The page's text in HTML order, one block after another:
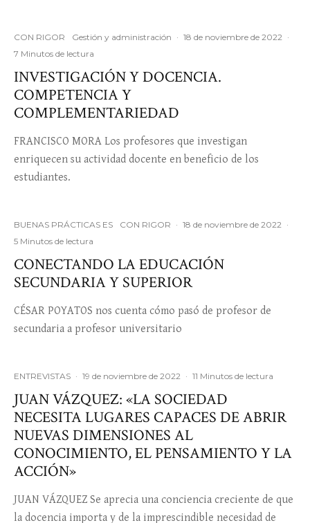
CON RIGOR Gestión y administración · 18 de noviembre de 2022 ·
7 Minutos de lectura
INVESTIGACIÓN Y DOCENCIA.
COMPETENCIA Y
COMPLEMENTARIEDAD
FRANCISCO MORA Los profesores que investigan
enriquecen su actividad docente en beneficio de los
estudiantes.
BUENAS PRÁCTICAS ES CON RIGOR · 18 de noviembre de 2022 ·
5 Minutos de lectura
CONECTANDO LA EDUCACIÓN
SECUNDARIA Y SUPERIOR
CÉSAR POYATOS nos cuenta cómo pasó de profesor de
secundaria a profesor universitario
ENTREVISTAS · 19 de noviembre de 2022 · 11 Minutos de lectura
JUAN VÁZQUEZ: «LA SOCIEDAD
NECESITA LUGARES CAPACES DE ABRIR
NUEVAS DIMENSIONES AL
CONOCIMIENTO, EL PENSAMIENTO Y LA
ACCIÓN»
JUAN VÁZQUEZ Se aprecia una conciencia creciente de que
la docencia importa y de la imprescindible necesidad de